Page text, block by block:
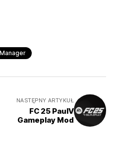
Manager
NASTĘPNY ARTYKUŁ
FC 25 PaulV
Gameplay Mod